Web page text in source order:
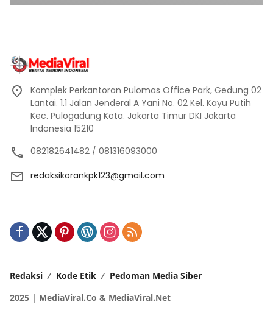
Komplek Perkantoran Pulomas Office Park, Gedung 02
Lantai. 1.1 Jalan Jenderal A Yani No. 02 Kel. Kayu Putih
Kec. Pulogadung Kota. Jakarta Timur DKI Jakarta
Indonesia 15210
082182641482 / 081316093000
redaksikorankpk123@gmail.com
Redaksi Kode Etik
Pedoman Media Siber
2025 | MediaViral.Co & MediaViral.Net